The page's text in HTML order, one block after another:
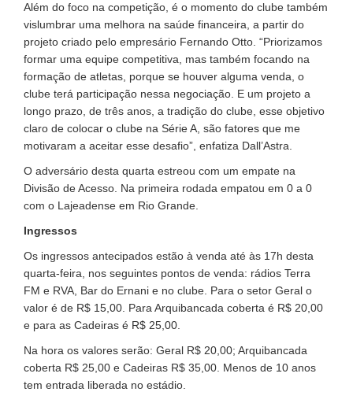
Além do foco na competição, é o momento do clube também
vislumbrar uma melhora na saúde financeira, a partir do
projeto criado pelo empresário Fernando Otto. “Priorizamos
formar uma equipe competitiva, mas também focando na
formação de atletas, porque se houver alguma venda, o
clube terá participação nessa negociação. E um projeto a
longo prazo, de três anos, a tradição do clube, esse objetivo
claro de colocar o clube na Série A, são fatores que me
motivaram a aceitar esse desafio”, enfatiza Dall’Astra.
O adversário desta quarta estreou com um empate na
Divisão de Acesso. Na primeira rodada empatou em 0 a 0
com o Lajeadense em Rio Grande.
Ingressos
Os ingressos antecipados estão à venda até às 17h desta
quarta-feira, nos seguintes pontos de venda: rádios Terra
FM e RVA, Bar do Ernani e no clube. Para o setor Geral o
valor é de R$ 15,00. Para Arquibancada coberta é R$ 20,00
e para as Cadeiras é R$ 25,00.
Na hora os valores serão: Geral R$ 20,00; Arquibancada
coberta R$ 25,00 e Cadeiras R$ 35,00. Menos de 10 anos
tem entrada liberada no estádio.